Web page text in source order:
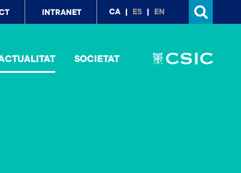
INTRANET CA ES EN
SOCIETAT